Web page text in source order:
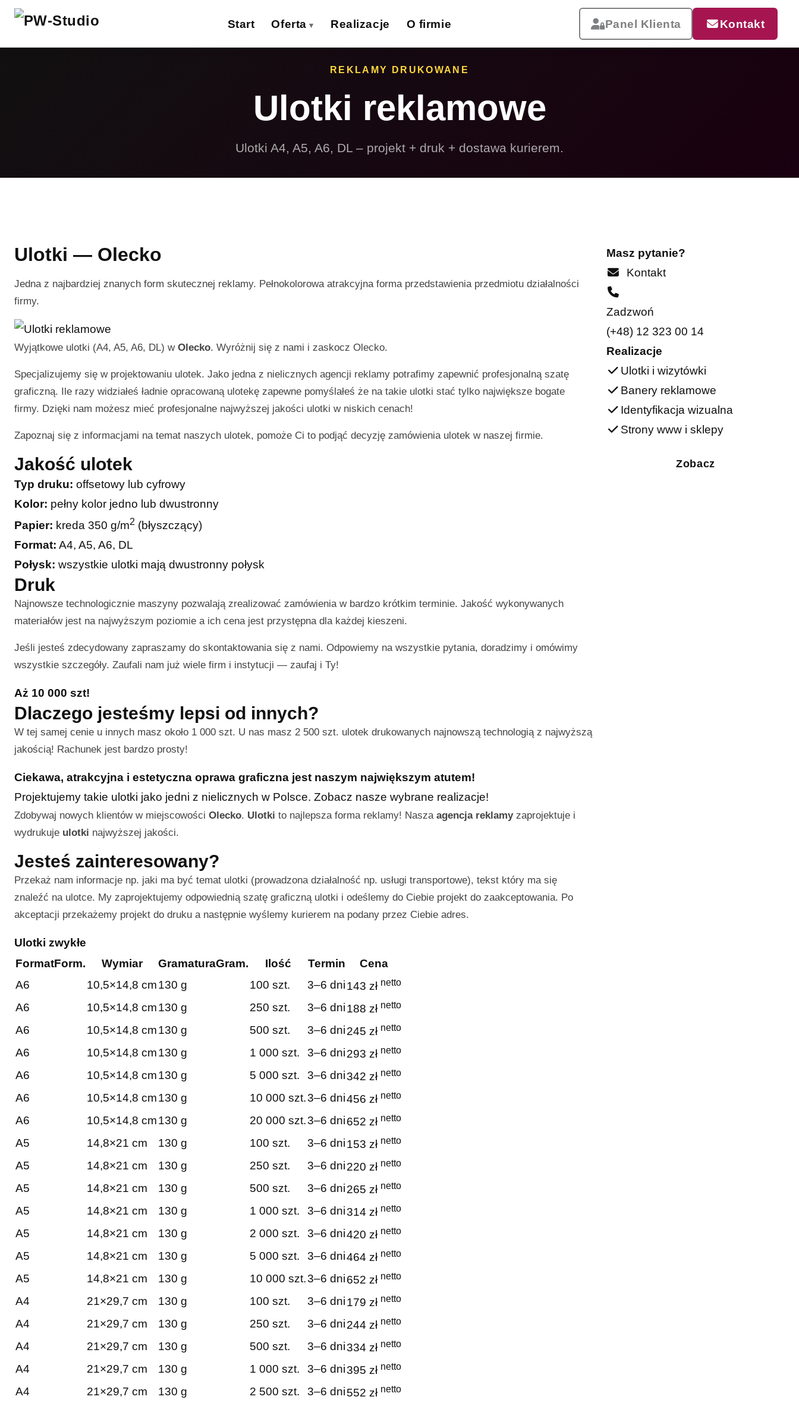
Start Oferta
Pełna oferta
› Ulotki
Plakaty › Banery wielkoformat.
Rollupy ›
Zobacz całą ofertę
Realizacje O firmie Panel Klienta Kontakt
REKLAMY DRUKOWANE
Ulotki reklamowe
Ulotki A4, A5, A6, DL – projekt + druk + dostawa kurierem.
Ulotki — Olecko
Jedna z najbardziej znanych form skutecznej reklamy. Pełnokolorowa atrakcyjna forma przedstawienia przedmiotu działalności
firmy.
Wyjątkowe ulotki (A4, A5, A6, DL) w Olecko. Wyróżnij się z nami i zaskocz Olecko.
Specjalizujemy się w projektowaniu ulotek. Jako jedna z nielicznych agencji reklamy potrafimy zapewnić profesjonalną szatę
graficzną. Ile razy widziałeś ładnie opracowaną ulotekę zapewne pomyślałeś że na takie ulotki stać tylko największe bogate
firmy. Dzięki nam możesz mieć profesjonalne najwyższej jakości ulotki w niskich cenach!
Zapoznaj się z informacjami na temat naszych ulotek, pomoże Ci to podjąć decyzję zamówienia ulotek w naszej firmie.
Jakość ulotek
Typ druku: offsetowy lub cyfrowy
Kolor: pełny kolor jedno lub dwustronny
Papier: kreda 350 g/m2 (błyszczący)
Format: A4, A5, A6, DL
Połysk: wszystkie ulotki mają dwustronny połysk
Druk
Najnowsze technologicznie maszyny pozwalają zrealizować zamówienia w bardzo krótkim terminie. Jakość wykonywanych
materiałów jest na najwyższym poziomie a ich cena jest przystępna dla każdej kieszeni.
Jeśli jesteś zdecydowany zapraszamy do skontaktowania się z nami. Odpowiemy na wszystkie pytania, doradzimy i omówimy
wszystkie szczegóły. Zaufali nam już wiele firm i instytucji — zaufaj i Ty!
Aż 10 000 szt!
Dlaczego jesteśmy lepsi od innych?
W tej samej cenie u innych masz około 1 000 szt. U nas masz 2 500 szt. ulotek drukowanych najnowszą technologią z najwyższą
jakością! Rachunek jest bardzo prosty!
Ciekawa, atrakcyjna i estetyczna oprawa graficzna jest naszym największym atutem!
Projektujemy takie ulotki jako jedni z nielicznych w Polsce. Zobacz nasze wybrane realizacje!
Zdobywaj nowych klientów w miejscowości Olecko. Ulotki to najlepsza forma reklamy! Nasza agencja reklamyzaprojektuje i
wydrukuje ulotki najwyższej jakości.
Jesteś zainteresowany?
Przekaż nam informacje np. jaki ma być temat ulotki (prowadzona działalność np. usługi transportowe), tekst który ma się
znaleźć na ulotce. My zaprojektujemy odpowiednią szatę graficzną ulotki i odeślemy do Ciebie projekt do zaakceptowania. Po
akceptacji przekażemy projekt do druku a następnie wyślemy kurierem na podany przez Ciebie adres.
Ulotki zwykłe
FormatForm. Wymiar GramaturaGram. Ilość Termin
Cena
A6
10,5×14,8 cm130 g 100 szt. 3–6 dni143 zł netto
A6 10,5×14,8 cm130 g 250 szt. 3–6 dni188 zł netto
A6 10,5×14,8 cm130 g 500 szt. 3–6 dni245 zł netto
A6 10,5×14,8 cm130 g 1 000 szt. 3–6 dni293 zł netto
A6 10,5×14,8 cm130 g 5 000 szt. 3–6 dni342 zł netto
A6 10,5×14,8 cm130 g 10 000 szt.3–6 dni456 zł netto
A6 10,5×14,8 cm130 g 20 000 szt.3–6 dni652 zł netto
A5 14,8×21 cm 130 g 100 szt. 3–6 dni153 zł netto
A5 14,8×21 cm 130 g 250 szt. 3–6 dni220 zł netto
A5 14,8×21 cm 130 g 500 szt. 3–6 dni265 zł netto
A5 14,8×21 cm 130 g 1 000 szt. 3–6 dni314 zł netto
A5 14,8×21 cm 130 g 2 000 szt. 3–6 dni420 zł netto
A5 14,8×21 cm 130 g 5 000 szt. 3–6 dni464 zł netto
A5 14,8×21 cm 130 g 10 000 szt.3–6 dni652 zł netto
A4 21×29,7 cm 130 g 100 szt. 3–6 dni179 zł netto
A4 21×29,7 cm 130 g 250 szt. 3–6 dni244 zł netto
A4 21×29,7 cm 130 g 500 szt. 3–6 dni334 zł netto
A4 21×29,7 cm 130 g 1 000 szt. 3–6 dni395 zł netto
A4 21×29,7 cm 130 g 2 500 szt. 3–6 dni552 zł netto
Masz pytanie?
Kontakt
Zadzwoń
(+48) 12 323 00 14
Realizacje
Ulotki i wizytówki
Banery reklamowe
Identyfikacja wizualna
Strony www i sklepy
Zobacz